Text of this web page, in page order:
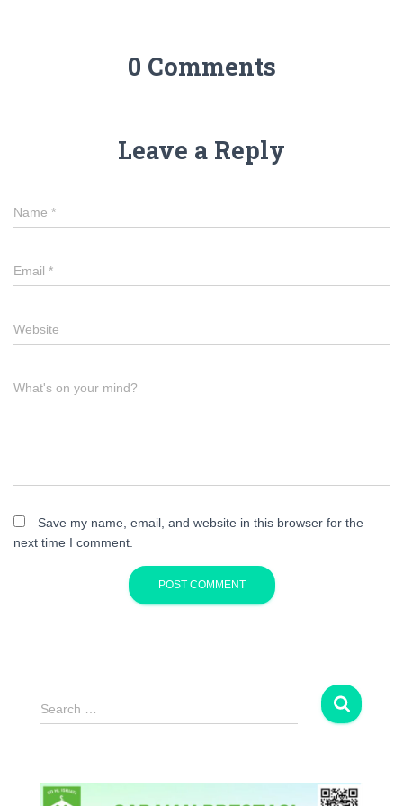
0 Comments
Leave a Reply
Name *
Email *
Website
What's on your mind?
Save my name, email, and website in this browser for the
next time I comment.
S
e
c
Search …